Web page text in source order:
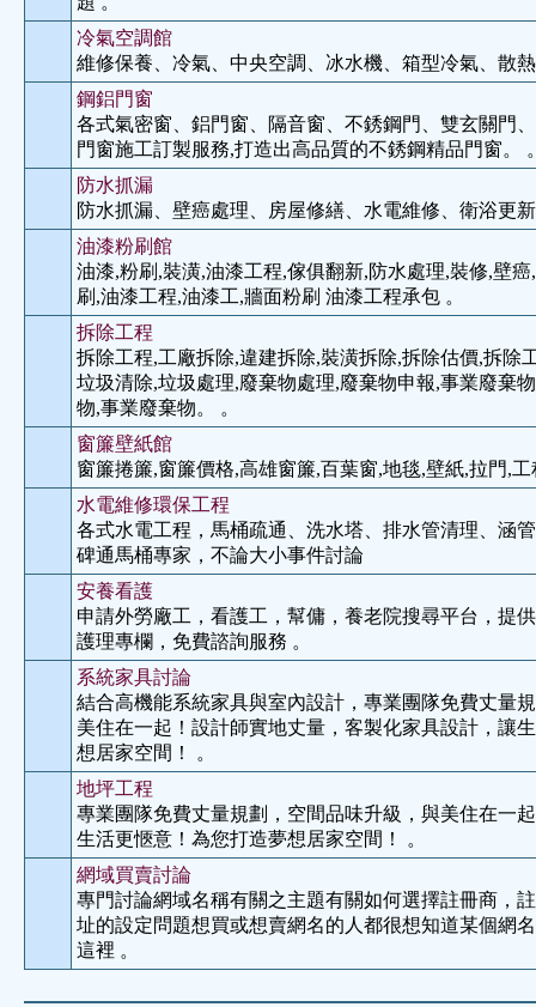
冷氣空調館
維修保養、冷氣、中央空調、冰水機、箱型冷氣、散
鋼鋁門窗
各式氣密窗、鋁門窗、隔音窗、不銹鋼門、雙玄關門
門窗施工訂製服務,打造出高品質的不銹鋼精品門窗。
防水抓漏
防水抓漏、壁癌處理、房屋修繕、水電維修、衛浴更
油漆粉刷館
油漆,粉刷,裝潢,油漆工程,傢俱翻新,防水處理,裝修,壁
刷,油漆工程,油漆工,牆面粉刷 油漆工程承包 。
拆除工程
拆除工程,工廠拆除,違建拆除,裝潢拆除,拆除估價,拆除
垃圾清除,垃圾處理,廢棄物處理,廢棄物申報,事業廢棄
物,事業廢棄物。 。
窗簾壁紙館
窗簾捲簾,窗簾價格,高雄窗簾,百葉窗,地毯,壁紙,拉門,
水電維修環保工程
各式水電工程，馬桶疏通、洗水塔、排水管清理、涵
碑通馬桶專家，不論大小事件討論
安養看護
申請外勞廠工，看護工，幫傭，養老院搜尋平台，提
護理專欄，免費諮詢服務 。
系統家具討論
結合高機能系統家具與室內設計，專業團隊免費丈量
美住在一起！設計師實地丈量，客製化家具設計，讓
想居家空間！ 。
地坪工程
專業團隊免費丈量規劃，空間品味升級，與美住在一
生活更愜意！為您打造夢想居家空間！ 。
網域買賣討論
專門討論網域名稱有關之主題有關如何選擇註冊商，
址的設定問題想買或想賣網名的人都很想知道某個網
這裡 。